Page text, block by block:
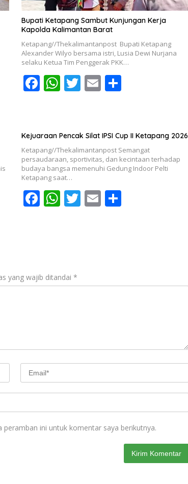
Bupati Ketapang Sambut Kunjungan Kerja
Kapolda Kalimantan Barat
Ketapang//Thekalimantanpost Bupati Ketapang
Alexander Wilyo bersama istri, Lusia Dewi Nurjana
selaku Ketua Tim Penggerak PKK…
F
b
o
o
k
W
s
A
p
p
T
er
E
l
S
e
Kejuaraan Pencak Silat IPSI Cup II Ketapang 2026
Ketapang//Thekalimantanpost Semangat
persaudaraan, sportivitas, dan kecintaan terhadap
budaya bangsa memenuhi Gedung Indoor Pelti
Ketapang saat…
F
o
W
p
T E S
yang wajib ditandai *
ini untuk komentar saya berikutnya.